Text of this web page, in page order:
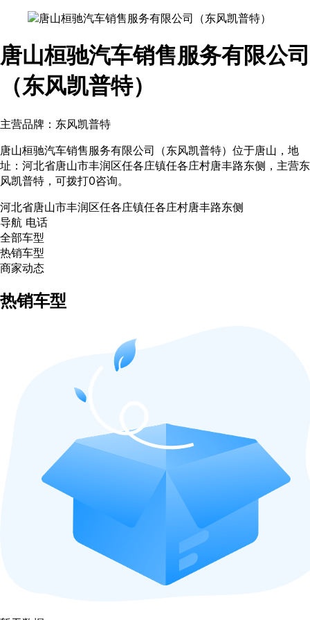
唐山桓驰汽车销售服务有限公司
（东风凯普特）
主营品牌：东风凯普特
唐山桓驰汽车销售服务有限公司（东风凯普特）位于唐山，地
址：河北省唐山市丰润区任各庄镇任各庄村唐丰路东侧，主营东
风凯普特，可拨打0咨询。
河北省唐山市丰润区任各庄镇任各庄村唐丰路东侧
导航 电话
全部车型
热销车型
商家动态
热销车型